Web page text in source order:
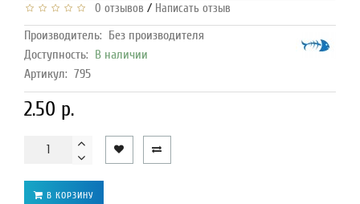
0 отзывов / Написать отзыв
Производитель:
Без производителя
Доступность: В наличии
Артикул: 795
2.50 р.
В КОРЗИНУ